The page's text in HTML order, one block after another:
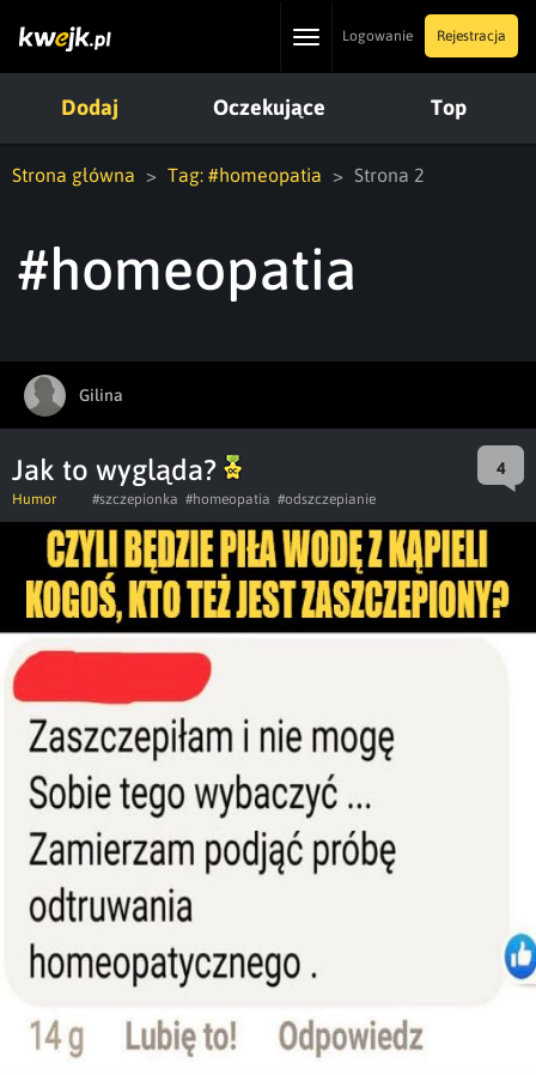
ToggleLogowanie Rejestracja
Dodaj Oczekujące Top
Strona główna Tag: #homeopatia Strona 2
#homeopatia
Gilina
Jak to wygląda? 4
Humor #szczepionka #homeopatia #odszczepianie